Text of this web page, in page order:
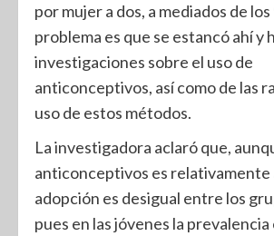
por mujer a dos, a mediados de los
problema es que se estancó ahí y
investigaciones sobre el uso de
anticonceptivos, así como de las
uso de estos métodos.
La investigadora aclaró que,
anticonceptivos es relativamente
adopción es desigual entre los
pues en las jóvenes la prevalencia